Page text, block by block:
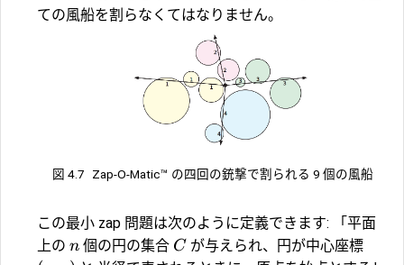
ての風船を割らなくてはなりません。
図 4.7 Zap-O-Matic™ の四回の銃撃で割られる 9 個の風船
この最小 zap 問題は次のように定義できます: 「平面
上の n 個の円の集合 C が与えられ、円が中心座標